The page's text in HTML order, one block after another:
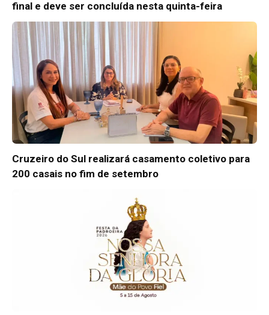
final e deve ser concluída nesta quinta-feira
Cruzeiro do Sul realizará casamento coletivo para
200 casais no fim de setembro